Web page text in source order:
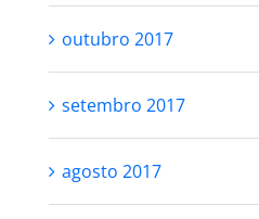
outubro 2017
setembro 2017
agosto 2017